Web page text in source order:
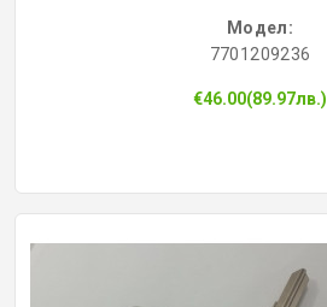
КОНТРОЛ НА ДОСТЪП
ФРЕЗИ КЛЮЧАРСКИ
ШПЕРЦОВЕ И ИНСТРУМЕНТИ
Модел:
7701209236
€46.00(89.97лв.)